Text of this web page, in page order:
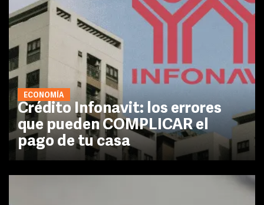
ECONOMÍA
Crédito Infonavit: los errores
que pueden COMPLICAR el
pago de tu casa